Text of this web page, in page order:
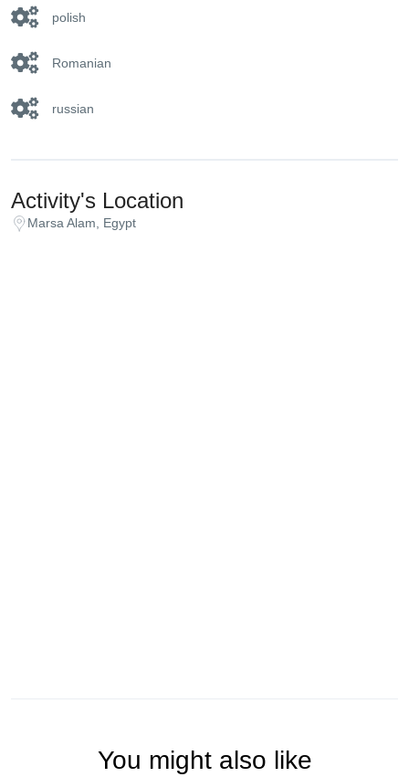
polish
Romanian
russian
Activity's Location
Marsa Alam, Egypt
You might also like